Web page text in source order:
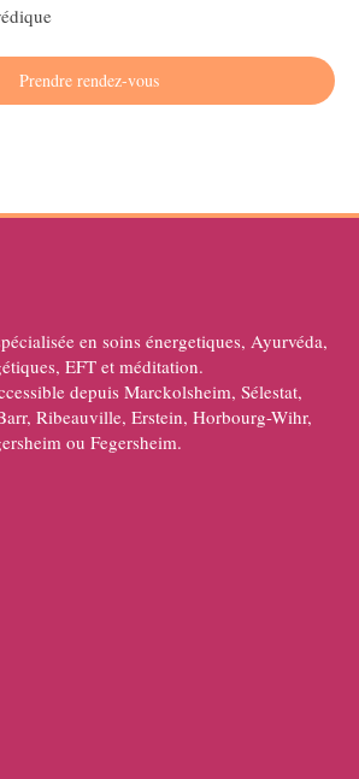
Prendre rendez-vous
en soins énergetiques, Ayurvéda,
EFT et méditation.
depuis Marckolsheim, Sélestat,
Ribeauville, Erstein, Horbourg-Wihr,
ou Fegersheim.